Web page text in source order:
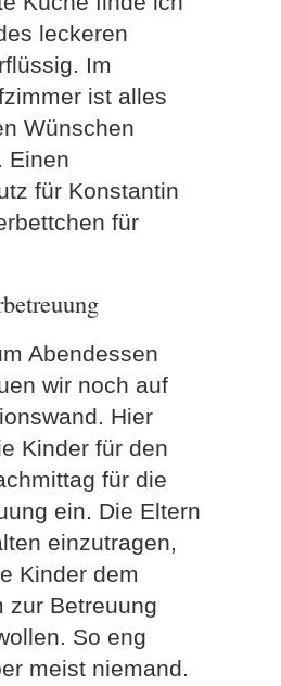
leckeren
Im
ist alles
Wünschen
Einen
für Konstantin
für
Abendessen
wir noch auf
Hier
Kinder für den
für die
ein. Die Eltern
einzutragen,
Kinder dem
zur Betreuung
So eng
meist niemand.